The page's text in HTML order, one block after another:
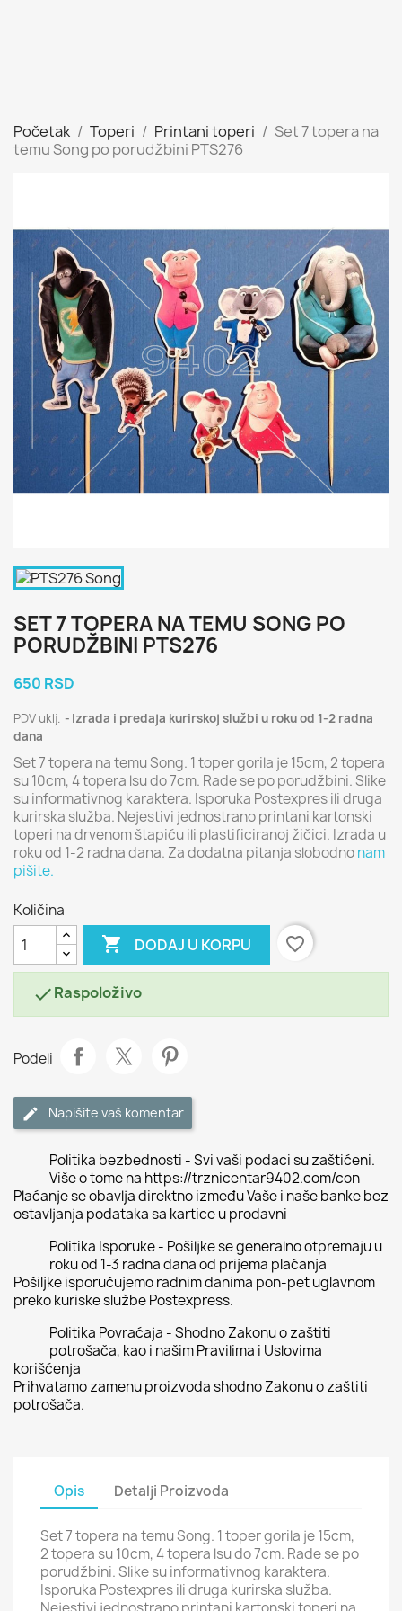
Početak Toperi Printani toperi
Set 7 topera na
temu Song po porudžbini PTS276
SET 7 TOPERA NA TEMU SONG PO
PORUDŽBINI PTS276
650 RSD
PDV uklj.
Izrada i predaja kurirskoj službi u roku od 1-2 radna
dana
Set 7 topera na temu Song. 1 toper gorila je 15cm, 2 topera
su 10cm, 4 topera lsu do 7cm. Rade se po porudžbini. Slike
su informativnog karaktera. Isporuka Postexpres ili druga
kurirska služba. Nejestivi jednostrano printani kartonski
toperi na drvenom štapiću ili plastificiranoj žičici. Izrada u
roku od 1-2 radna dana. Za dodatna pitanja slobodnonam
pišite.
Količina
 DODAJ U KORPU favorite_border
Raspoloživo
Podeli
Napišite vaš komentar
Politika bezbednosti - Svi vaši podaci su zaštićeni.
Više o tome na https://trznicentar9402.com/con
Plaćanje se obavlja direktno između Vaše i naše banke bez
ostavljanja podataka sa kartice u prodavni
Politika Isporuke - Pošiljke se generalno otpremaju u
roku od 1-3 radna dana od prijema plaćanja
Pošiljke isporučujemo radnim danima pon-pet uglavnom
preko kuriske službe Postexpress.
Politika Povraćaja - Shodno Zakonu o zaštiti
potrošača, kao i našim Pravilima i Uslovima
korišćenja
Prihvatamo zamenu proizvoda shodno Zakonu o zaštiti
potrošača.
Opis Detalji Proizvoda
Set 7 topera na temu Song. 1 toper gorila je 15cm,
2 topera su 10cm, 4 topera lsu do 7cm. Rade se po
porudžbini. Slike su informativnog karaktera.
Isporuka Postexpres ili druga kurirska služba.